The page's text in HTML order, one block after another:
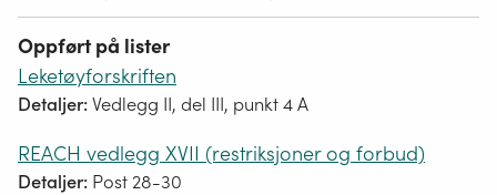
Oppført på lister
Leketøyforskriften
Detaljer:Vedlegg II, del III, punkt 4 A
REACH vedlegg XVII (restriksjoner og forbud)
Detaljer: Post 28-30